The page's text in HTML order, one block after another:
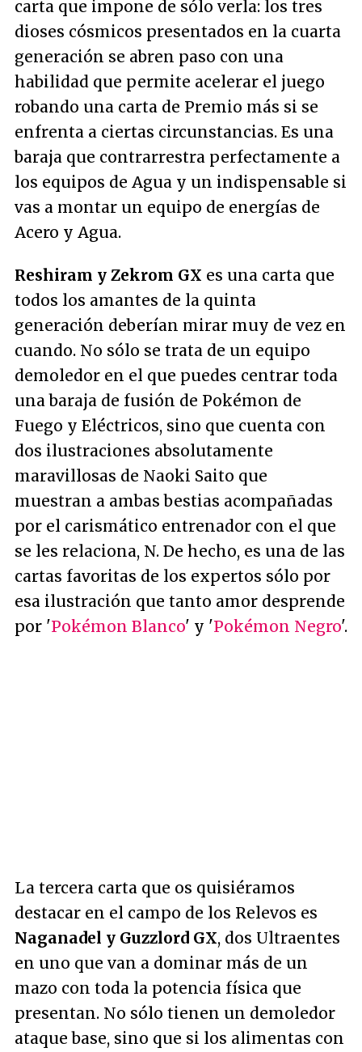
carta que impone de sólo verla: los tres
dioses cósmicos presentados en la cuarta
generación se abren paso con una
habilidad que permite acelerar el juego
robando una carta de Premio más si se
enfrenta a ciertas circunstancias. Es una
baraja que contrarrestra perfectamente a
los equipos de Agua y un indispensable si
vas a montar un equipo de energías de
Acero y Agua.
Reshiram y Zekrom GX es una carta que
todos los amantes de la quinta
generación deberían mirar muy de vez en
cuando. No sólo se trata de un equipo
demoledor en el que puedes centrar toda
una baraja de fusión de Pokémon de
Fuego y Eléctricos, sino que cuenta con
dos ilustraciones absolutamente
maravillosas de Naoki Saito que
muestran a ambas bestias acompañadas
por el carismático entrenador con el que
se les relaciona, N. De hecho, es una de las
cartas favoritas de los expertos sólo por
esa ilustración que tanto amor desprende
por 'Pokémon Blanco' y 'Pokémon Negro'.
La tercera carta que os quisiéramos
destacar en el campo de los Relevos es
Naganadel y Guzzlord GX, dos Ultraentes
en uno que van a dominar más de un
mazo con toda la potencia física que
presentan. No sólo tienen un demoledor
ataque base, sino que si los alimentas con